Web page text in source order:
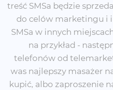
treść SMSa będzie
do celów marketingu i
SMSa w innych
na przykład -
telefonów od
was najlepszy masażer
kupić, albo zaproszenie